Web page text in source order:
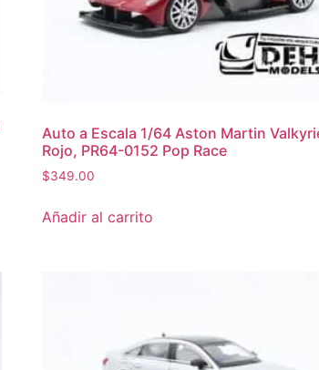
Auto a Escala 1/64 Aston Martin
Rojo, PR64-0152 Pop Race
$349.00
Añadir al carrito